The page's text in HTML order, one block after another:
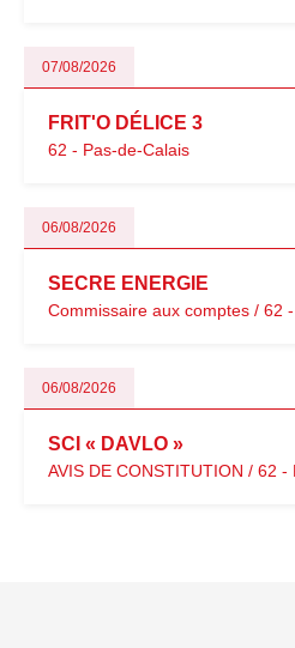
07/08/2026
FRIT'O DÉLICE 3
62 - Pas-de-Calais
06/08/2026
SECRE ENERGIE
Commissaire aux comptes / 62
06/08/2026
SCI « DAVLO »
AVIS DE CONSTITUTION / 62 -